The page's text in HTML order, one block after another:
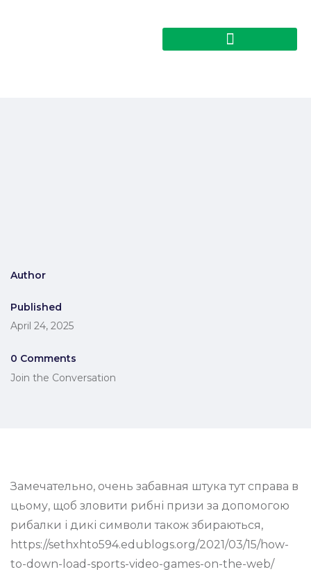
Author
Published
April 24, 2025
0 Comments
Join the Conversation
Замечательно, очень забавная штука тут справа в
цьому, щоб зловити рибні призи за допомогою
рибалки і дикі символи також збираються,
https://sethxhto594.edublogs.org/2021/03/15/how-
to-down-load-sports-video-games-on-the-web/